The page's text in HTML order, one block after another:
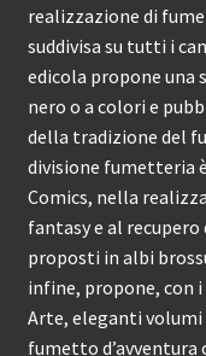
realizzazione di
suddivisa su tutti i
edicola propone una
nero o a colori e
della tradizione del
divisione fumetteria
Comics, nella
fantasy e al
proposti in albi
infine, propone, con i
Arte, eleganti
fumetto d’avventura